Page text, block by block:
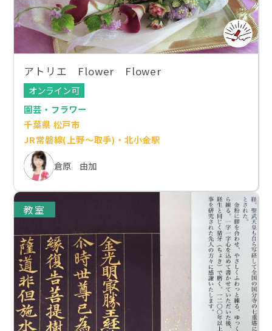
アトリエ Flower Flower
オンライン可
園芸・フラワー
千葉県 松戸市
JR常磐線(上野～取手)・北小金駅
倉原 由加
教室